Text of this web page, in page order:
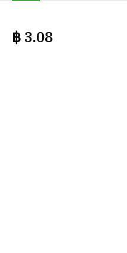
฿ 3.08